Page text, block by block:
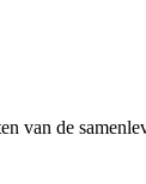
van de